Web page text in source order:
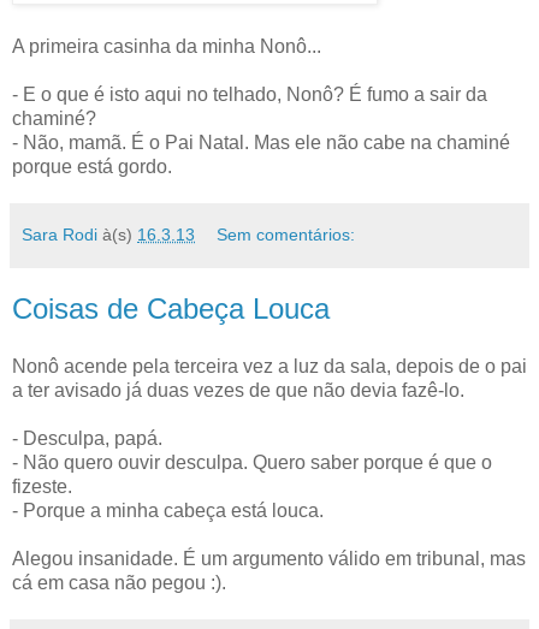
A primeira casinha da minha Nonô...
- E o que é isto aqui no telhado, Nonô? É fumo a sair da
chaminé?
- Não, mamã. É o Pai Natal. Mas ele não cabe na chaminé
porque está gordo.
Sara Rodi à(s) 16.3.13 Sem comentários:
Coisas de Cabeça Louca
Nonô acende pela terceira vez a luz da sala, depois de o pai
a ter avisado já duas vezes de que não devia fazê-lo.
- Desculpa, papá.
- Não quero ouvir desculpa. Quero saber porque é que o
fizeste.
- Porque a minha cabeça está louca.
Alegou insanidade. É um argumento válido em tribunal, mas
cá em casa não pegou :).